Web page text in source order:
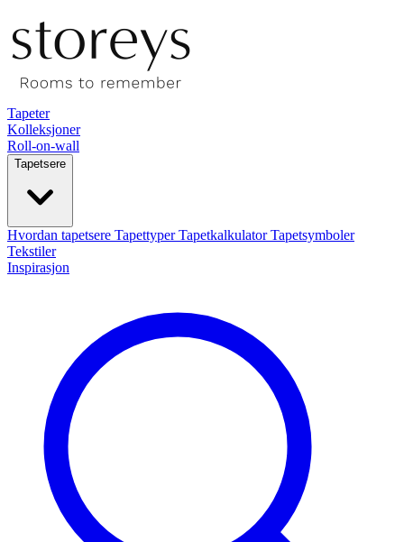
Tapeter
Kolleksjoner
Roll-on-wall
Tapetsere
Hvordan tapetsere TapettyperTapetkalkulatorTapetsymboler
Tekstiler
Inspirasjon